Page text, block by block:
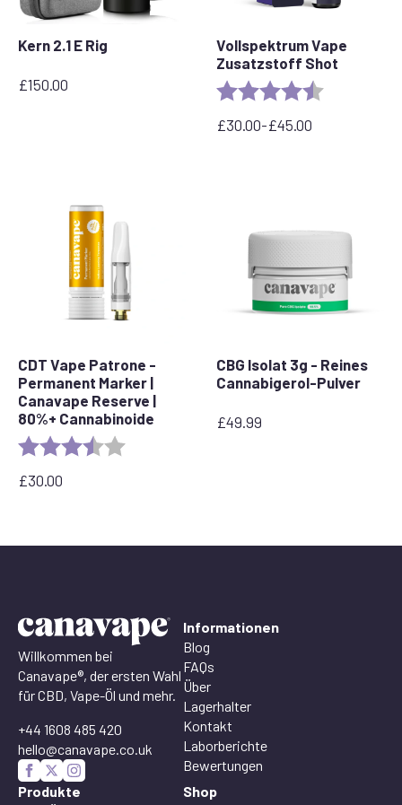
Kern 2.1 E Rig
£150.00
Vollspektrum Vape
Zusatzstoff Shot
Bewertung: 4,6 von 5
£30.00-£45.00
Preisspanne:
CDT Vape Patrone -
Permanent Marker |
Canavape Reserve |
80%+ Cannabinoide
Bewertung:
£30.00
CBG Isolat 3g - Reines
Cannabigerol-Pulver
£49.99
Willkommen bei
Canavape®, der ersten Wahl
für CBD, Vape-Öl und mehr.
+44 1608 485 420
hello@canavape.co.uk
Informationen
Blog
FAQs
Über
Lagerhalter
Kontakt
Laborberichte
Bewertungen
Produkte
Shop